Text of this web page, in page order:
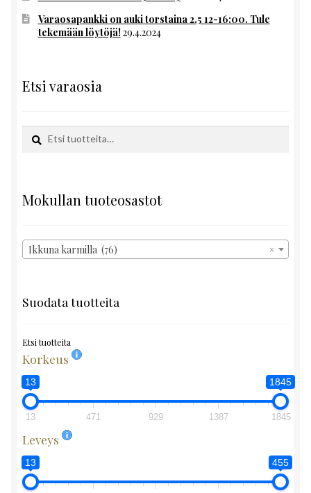
Varaosapankki on auki torstaina 2.5 12-16:00. Tule
tekemään löytöjä!29.4.2024
Etsi varaosia
Etsi:
Haku
Mokullan tuoteosastot
×
Ikkuna karmilla (76)
Suodata tuotteita
Etsi tuotteita
Korkeus
13 1845
13 471 929 1387 1845
Leveys
13 455